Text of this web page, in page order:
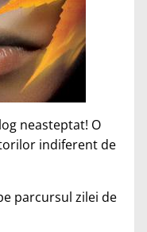
neasteptat! O
indiferent de
parcursul zilei de